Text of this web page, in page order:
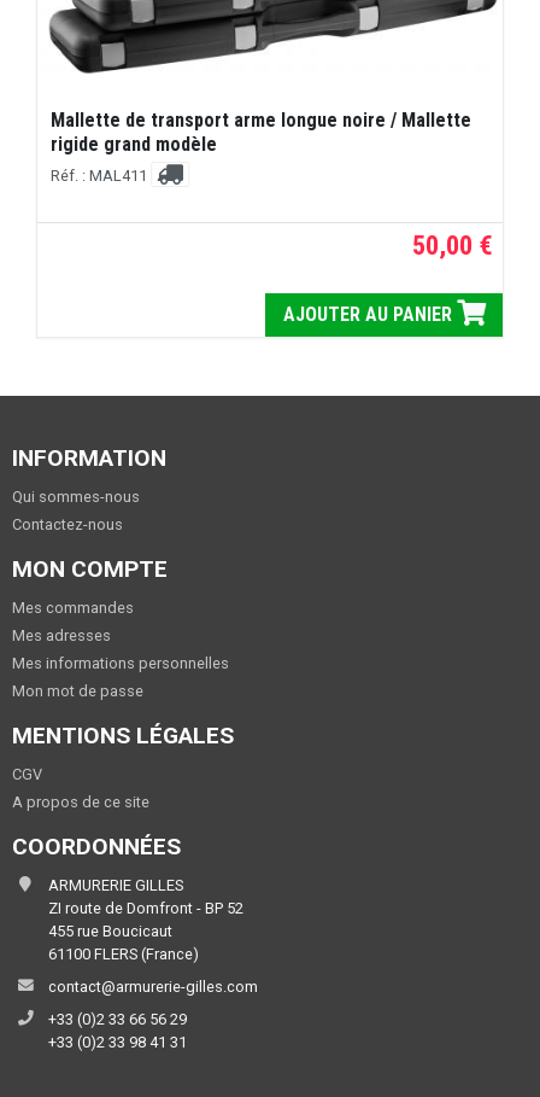
Mallette de transport arme longue noire / Mallette
rigide grand modèle
Réf. : MAL411
50,00 €
AJOUTER AU PANIER
INFORMATION
Qui sommes-nous
Contactez-nous
MON COMPTE
Mes commandes
Mes adresses
Mes informations personnelles
Mon mot de passe
MENTIONS LÉGALES
CGV
A propos de ce site
COORDONNÉES
ARMURERIE GILLES
ZI route de Domfront - BP 52
455 rue Boucicaut
61100 FLERS (France)
contact@armurerie-gilles.com
+33 (0)2 33 66 56 29
+33 (0)2 33 98 41 31